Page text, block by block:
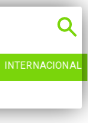
INTERNACIONAL